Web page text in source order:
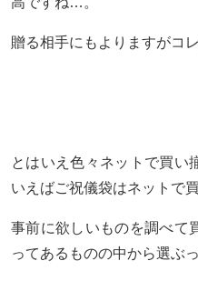
贈る相手にもよりますがコ
とはいえ色々ネットで買い
いえばご祝儀袋はネットで
事前に欲しいものを調べて
ってあるものの中から選ぶっ